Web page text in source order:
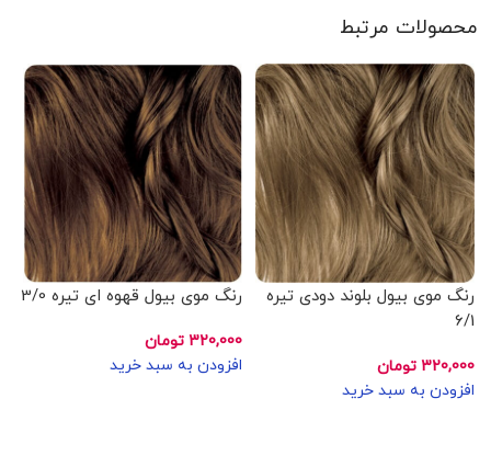
محصولات مرتبط
رنگ موی بیول بلوند دودی تیره
6/1
320,000 تومان
افزودن به سبد خرید
رنگ موی بیول قهوه ای تیره 3/0
320,000 تومان
افزودن به سبد خرید